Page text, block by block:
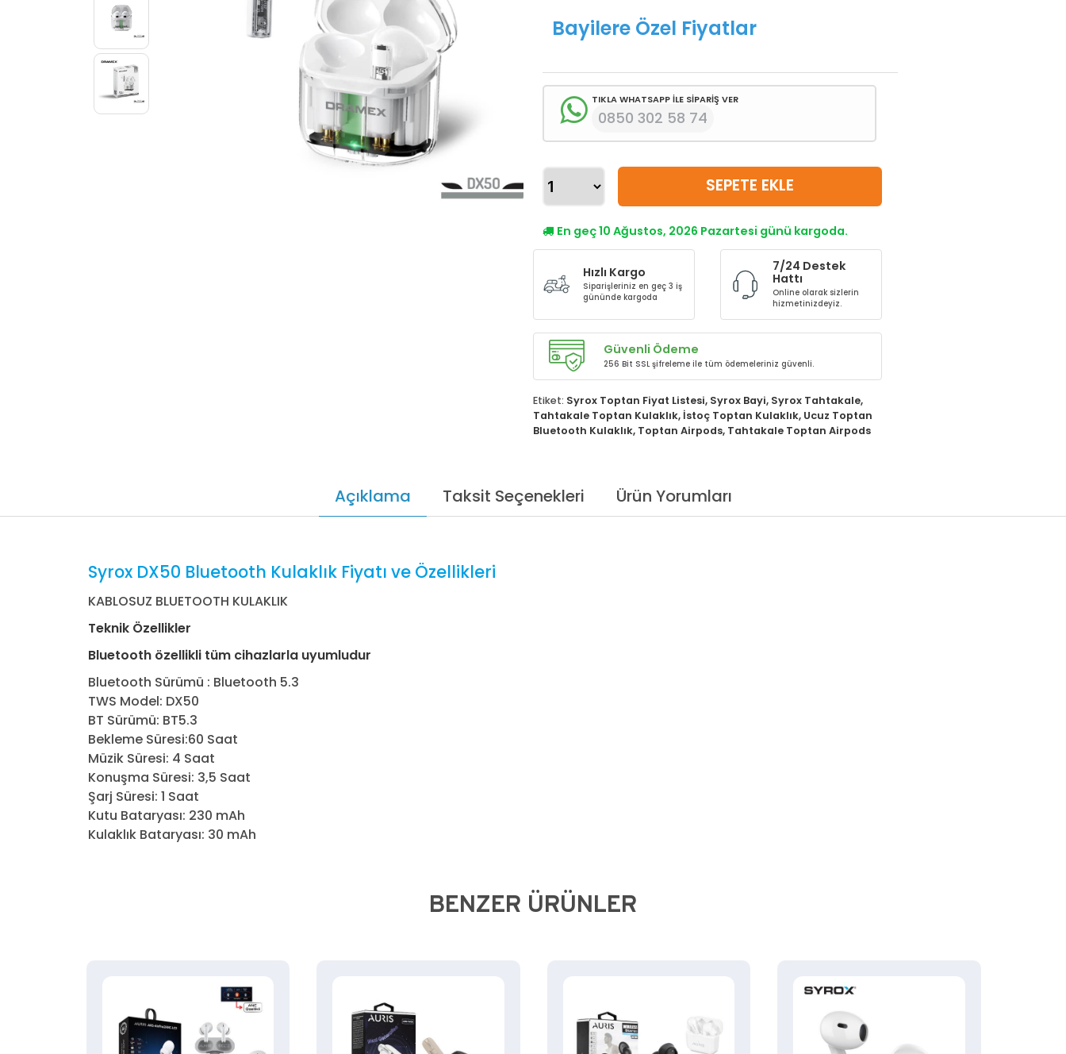
Bayilere Özel Fiyatlar
TIKLA WHATSAPP İLE SİPARİŞ VER
0850 302 58 74
SEPETE EKLE
En geç 10 Ağustos, 2026 Pazartesi günü kargoda.
Hızlı Kargo
Siparişleriniz en geç 3 iş
gününde kargoda
7/24 Destek
Hattı
Online olarak sizlerin
hizmetinizdeyiz.
Güvenli Ödeme
256 Bit SSL şifreleme ile tüm ödemeleriniz güvenli.
Etiket: Syrox Toptan Fiyat Listesi, Syrox Bayi, Syrox Tahtakale,
Tahtakale Toptan Kulaklık, İstoç Toptan Kulaklık, Ucuz Toptan
Bluetooth Kulaklık, Toptan Airpods, Tahtakale Toptan Airpods
Açıklama Taksit Seçenekleri Ürün Yorumları
Syrox DX50 Bluetooth Kulaklık Fiyatı ve Özellikleri
KABLOSUZ BLUETOOTH KULAKLIK
Teknik Özellikler
Bluetooth özellikli tüm cihazlarla uyumludur
Bluetooth Sürümü : Bluetooth 5.3
TWS Model: DX50
BT Sürümü: BT5.3
Bekleme Süresi:60 Saat
Müzik Süresi: 4 Saat
Konuşma Süresi: 3,5 Saat
Şarj Süresi: 1 Saat
Kutu Bataryası: 230 mAh
Kulaklık Bataryası: 30 mAh
BENZER ÜRÜNLER